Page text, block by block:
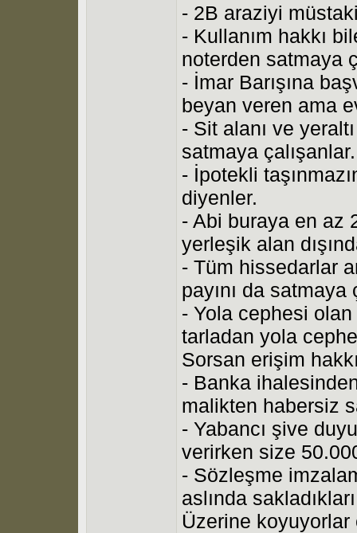
- 2B araziyi
- Kullanım hakkı
noterden satmaya
- İmar Barışına
beyan veren ama
- Sit alanı ve
satmaya çalışanlar.
- İpotekli
diyenler.
- Abi buraya en az
yerleşik alan
- Tüm hissedarlar
payını da satmaya
- Yola cephesi
tarladan yola
Sorsan erişim
- Banka
malikten habersiz
- Yabancı şive
verirken size
- Sözleşme
aslında
Üzerine koyuyorlar